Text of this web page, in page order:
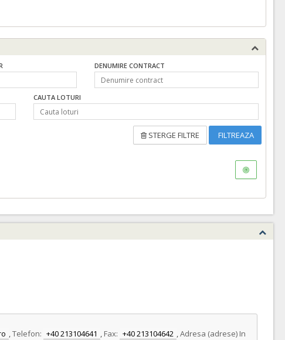
DENUMIRE CONTRACT
CAUTA LOTURI
STERGE FILTRE FILTREAZA
,Telefon: +40 213104641 , Fax: +40 213104642 ,Adresa (adrese) In